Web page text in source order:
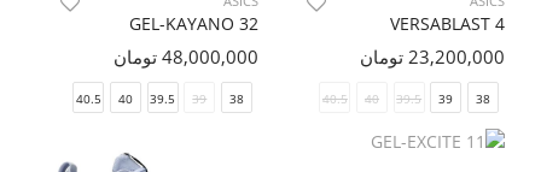
VERSABLAST 4
23,200,000 تومان
38
39
39.5
40
40.5
GEL-KAYANO 32
48,000,000 تومان
38
39
39.5
40
40.5